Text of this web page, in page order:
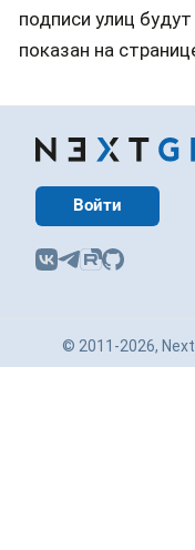
подписи улиц
показан на
Войти
© 2011-2026,